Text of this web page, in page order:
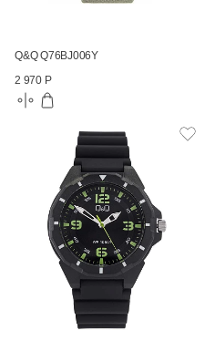
Q&Q Q76BJ006Y
2 970 Р